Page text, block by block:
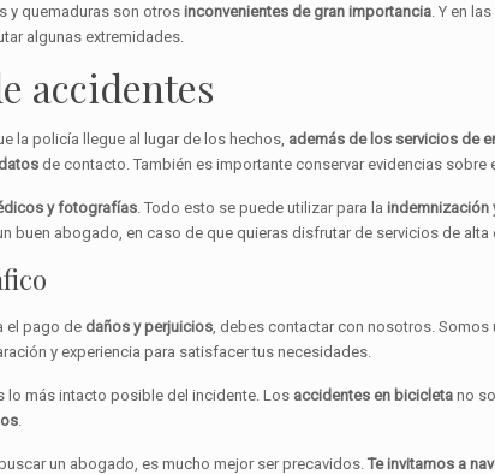
y quemaduras son otrosinconvenientes de gran importancia . Y en
algunas extremidades.
accidentes
la policía llegue al lugar de los hechos, además de los servicios de
de contacto. También es importante conservar evidencias sobre
y fotografías . Todo esto se puede utilizar para laindemnización
buen abogado, en caso de que quieras disfrutar de servicios de alta
el pago de daños y perjuicios , debes contactar con nosotros. Somos
y experiencia para satisfacer tus necesidades.
lo más intacto posible del incidente. Los accidentes en bicicleta no
un abogado, es mucho mejor ser precavidos.Te invitamos a